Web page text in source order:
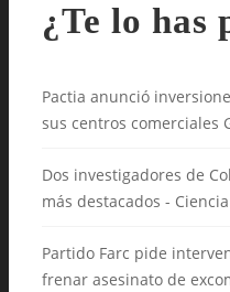
¿Te lo has
Pactia anunció
sus centros comerciales
Dos investigadores de
más destacados -
Partido Farc pide
frenar asesinato de